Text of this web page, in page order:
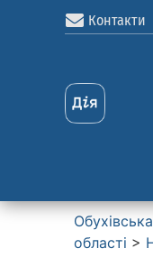
Контакти
області >